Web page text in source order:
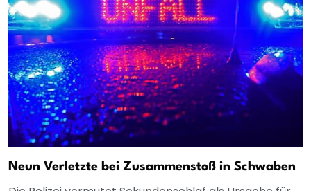
Neun Verletzte bei Zusammenstoß in Schwaben